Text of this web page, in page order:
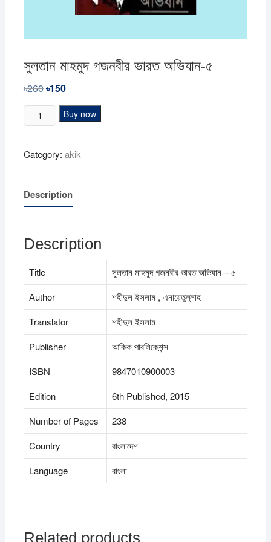
সুলতান মাহমুদ গজনবীর ভারত অভিযান-৫
৳260Original
price
was:
৳260.
৳150Current
is:
৳150.
সুলতান
মাহমুদ
ভারত
Buy now
Category: akik
Description
Description
Title
সুলতান মাহমুদ গজনবীর ভারত অভিযান – ৫
Author
শহীদুল ইসলাম , এনায়েতুল্লাহ
Translator
শহীদুল ইসলাম
Publisher
আকিক পাবলিকেশন্স
ISBN
9847010900003
Edition
6th Published, 2015
Number of Pages
238
Country
বাংলাদেশ
Language
বাংলা
Related products